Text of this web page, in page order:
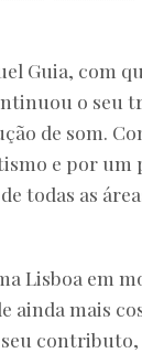
Guia, com
o seu
de som.
e por um
todas as
Lisboa em
ainda mais
contributo,